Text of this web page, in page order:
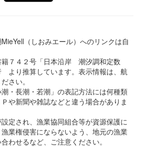
（しおみエール）へのリンクは自
７４２号「日本沿岸 潮汐調和定数
り推算しています。表示情報は、航
さい。
・長潮・若潮」の表記方法には何種類
や新聞や雑誌などと違う場合がありま
定され、漁業協同組合等が資源保護に
業権侵害にならないよう、地元の漁業
わせるなど、ご注意ください。